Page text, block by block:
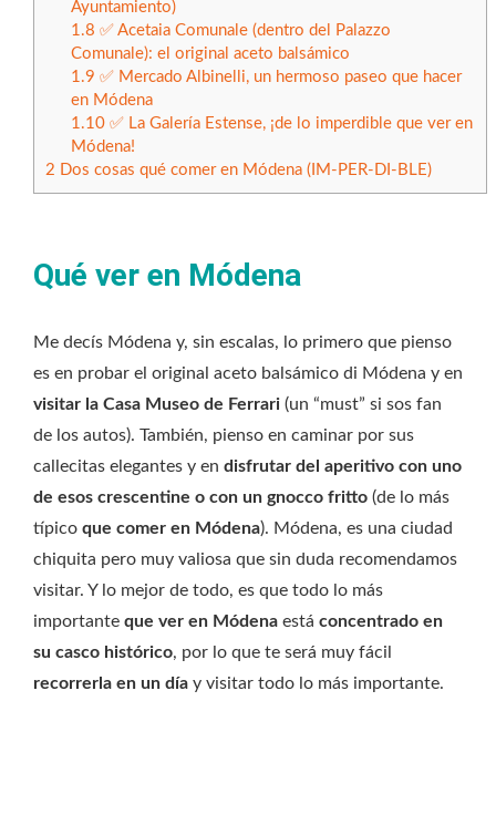
Ayuntamiento)
1.8 ✅ Acetaia Comunale (dentro del Palazzo
Comunale): el original aceto balsámico
1.9 ✅ Mercado Albinelli, un hermoso paseo que hacer
en Módena
1.10✅ La Galería Estense, ¡de lo imperdible que ver en
Módena!
2 Dos cosas qué comer en Módena (IM-PER-DI-BLE)
Qué ver en Módena
Me decís Módena y, sin escalas, lo primero que pienso
es en probar el original aceto balsámico di Módena y en
visitar la Casa Museo de Ferrari (un “must” si sos fan
de los autos). También, pienso en caminar por sus
callecitas elegantes y en disfrutar del aperitivo con uno
de esos crescentine o con un gnocco fritto (de lo más
típico que comer en Módena). Módena, es una ciudad
chiquita pero muy valiosa que sin duda recomendamos
visitar. Y lo mejor de todo, es que todo lo más
importante que ver en Módena está concentrado en
su casco histórico, por lo que te será muy fácil
recorrerla en un día y visitar todo lo más importante.